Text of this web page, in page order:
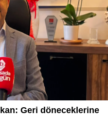
Geri döneceklerine